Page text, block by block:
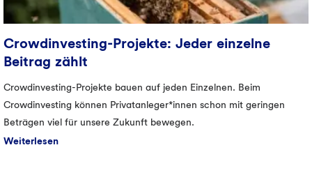
Crowd­investing-­Projekte: Jeder einzelne
Beitrag zählt
Crowdinvesting-Projekte bauen auf jeden Einzelnen. Beim
Crowdinvesting können Privatanleger*innen schon mit geringen
Beträgen viel für unsere Zukunft bewegen.
Weiterlesen